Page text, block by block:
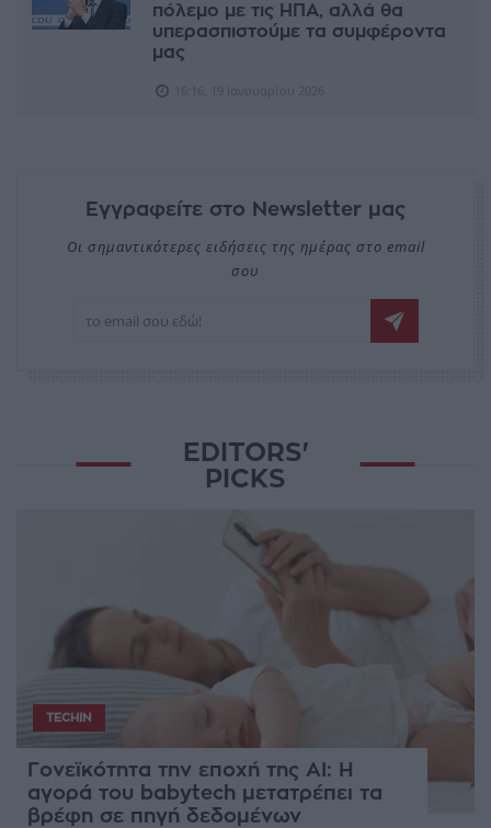
πόλεμο με τις ΗΠΑ, αλλά θα
υπερασπιστούμε τα συμφέροντα
μας
Εγγραφείτε στο Newsletter μας
Οι σημαντικότερες ειδήσεις της ημέρας στο email
σου
EDITORS'
PICKS
TECHIN
Γονεϊκότητα την εποχή της AI: Η
αγορά του babytech μετατρέπει τα
βρέφη σε πηγή δεδομένων